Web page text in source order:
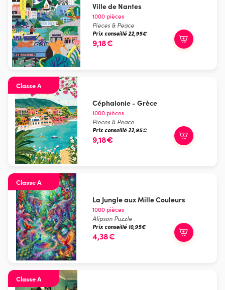
Ville de Nantes
1000 pièces
Pieces & Peace
Prix conseillé 22,95€
9,18€
Classe A
Céphalonie - Grèce
1000 pièces
Pieces & Peace
Prix conseillé 22,95€
9,18€
Classe A
La Jungle aux Mille Couleurs
1000 pièces
Alipson Puzzle
Prix conseillé 10,95€
4,38€
Classe A